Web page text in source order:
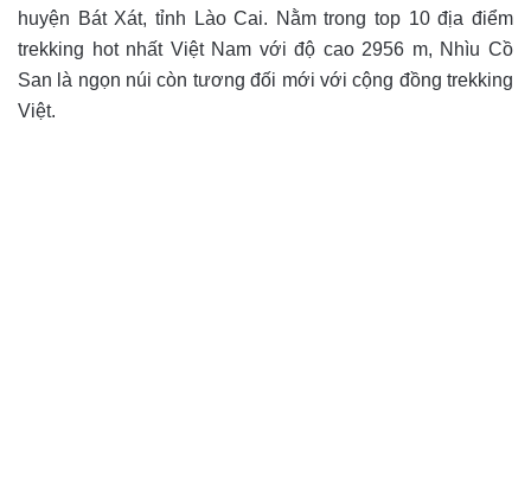
huyện Bát Xát, tỉnh Lào Cai. Nằm trong top 10 địa điểm
trekking hot nhất Việt Nam với độ cao 2956 m, Nhìu Cồ
San là ngọn núi còn tương đối mới với cộng đồng trekking
Việt.